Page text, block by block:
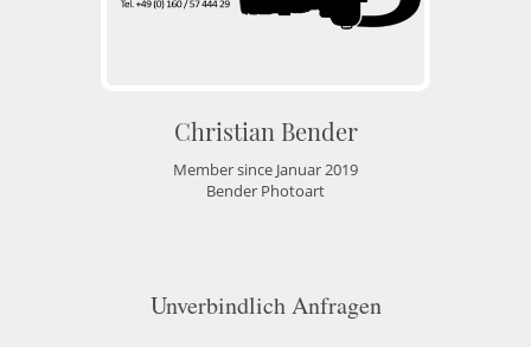
Christian Bender
Member since Januar 2019
Bender Photoart
Unverbindlich Anfragen